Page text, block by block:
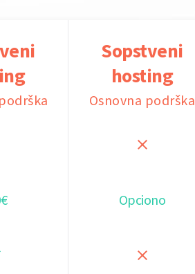
Sopstveni
hosting
Osnovna podrška
Opciono